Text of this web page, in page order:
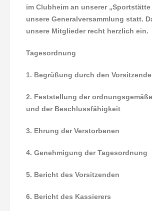
im Clubheim an unserer „Sportstätte
unsere Generalversammlung statt.
unsere Mitglieder recht herzlich ein.
Tagesordnung
1. Begrüßung durch den
2. Feststellung der
und der Beschlussfähigkeit
3. Ehrung der Verstorbenen
4. Genehmigung der Tagesordnung
5. Bericht des Vorsitzenden
6. Bericht des Kassierers